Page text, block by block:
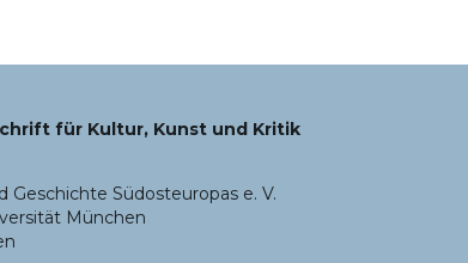
für Kultur, Kunst und Kritik
Südosteuropas e. V.
München